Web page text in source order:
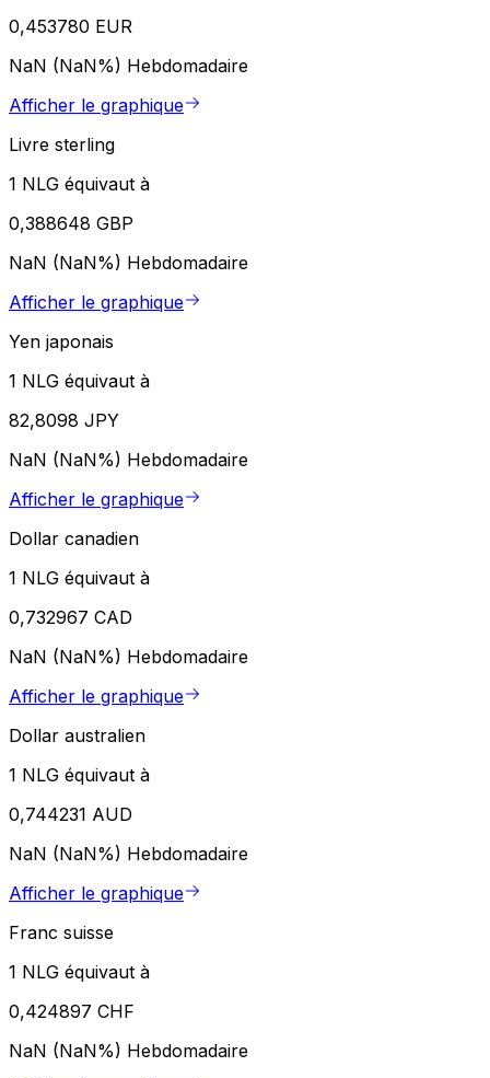
0,453780 EUR
NaN (NaN%) Hebdomadaire
Afficher le graphique
Livre sterling
1 NLG équivaut à
0,388648 GBP
NaN (NaN%) Hebdomadaire
Afficher le graphique
Yen japonais
1 NLG équivaut à
82,8098 JPY
NaN (NaN%) Hebdomadaire
Afficher le graphique
Dollar canadien
1 NLG équivaut à
0,732967 CAD
NaN (NaN%) Hebdomadaire
Afficher le graphique
Dollar australien
1 NLG équivaut à
0,744231 AUD
NaN (NaN%) Hebdomadaire
Afficher le graphique
Franc suisse
1 NLG équivaut à
0,424897 CHF
NaN (NaN%) Hebdomadaire